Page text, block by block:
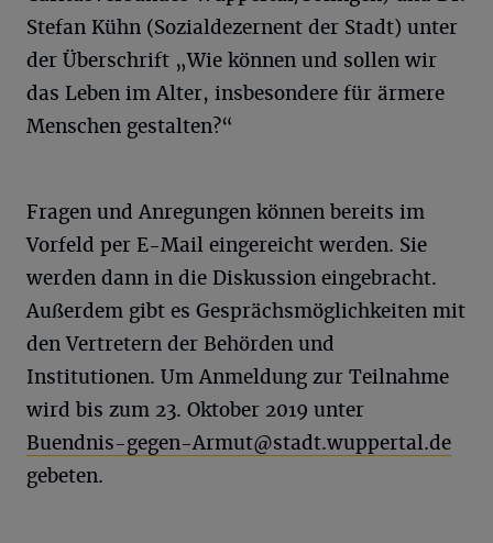
Stefan Kühn (Sozialdezernent der Stadt) unter
der Überschrift „Wie können und sollen wir
das Leben im Alter, insbesondere für ärmere
Menschen gestalten?“
Fragen und Anregungen können bereits im
Vorfeld per E-Mail eingereicht werden. Sie
werden dann in die Diskussion eingebracht.
Außerdem gibt es Gesprächsmöglichkeiten mit
den Vertretern der Behörden und
Institutionen. Um Anmeldung zur Teilnahme
wird bis zum 23. Oktober 2019 unter
Buendnis-gegen-Armut@stadt.wuppertal.de
gebeten.